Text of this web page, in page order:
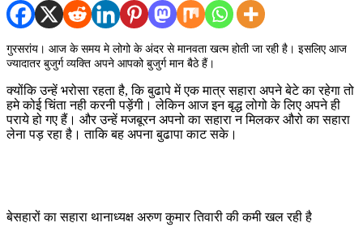
गुरसरांय। आज के समय मे लोगो के अंदर से मानवता खत्म होती जा रही है। इसलिए आज
ज्यादातर बुजुर्ग व्यक्ति अपने आपको बुजुर्ग मान बैठे हैं।
क्योंकि उन्हें भरोसा रहता है, कि बुढापे में एक मात्र सहारा अपने बेटे का रहेगा तो
हमे कोई चिंता नही करनी पड़ेंगी। लेकिन आज इन बृद्ध लोगो के लिए अपने ही
पराये हो गए हैं। और उन्हें मजबूरन अपनो का सहारा न मिलकर औरो का सहारा
लेना पड़ रहा है। ताकि बह अपना बुढापा काट सके।
बेसहारों का सहारा थानाध्यक्ष अरुण कुमार तिवारी की कमी खल रही है